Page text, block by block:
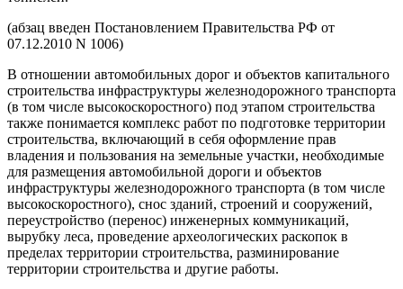
(абзац введен Постановлением Правительства РФ от
07.12.2010 N 1006)
В отношении автомобильных дорог и объектов капитального
строительства инфраструктуры железнодорожного транспорта
(в том числе высокоскоростного) под этапом строительства
также понимается комплекс работ по подготовке территории
строительства, включающий в себя оформление прав
владения и пользования на земельные участки, необходимые
для размещения автомобильной дороги и объектов
инфраструктуры железнодорожного транспорта (в том числе
высокоскоростного), снос зданий, строений и сооружений,
переустройство (перенос) инженерных коммуникаций,
вырубку леса, проведение археологических раскопок в
пределах территории строительства, разминирование
территории строительства и другие работы.